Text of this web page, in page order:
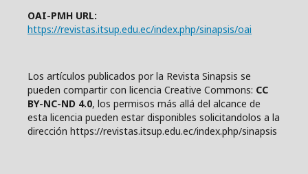
OAI-PMH URL:
https://revistas.itsup.edu.ec/index.php/sinapsis/oai
Los artículos publicados por la Revista Sinapsis se
pueden compartir con licencia Creative Commons: CC
BY-NC-ND 4.0, los permisos más allá del alcance de
esta licencia pueden estar disponibles solicitandolos a la
dirección https://revistas.itsup.edu.ec/index.php/sinapsis